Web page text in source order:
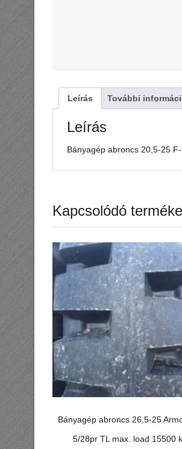
Leírás További
Leírás
Bányagép abroncs 20,5-25 F-
Kapcsolódó
Bányagép abroncs 26,5-25
5/28pr TL max. load 15500